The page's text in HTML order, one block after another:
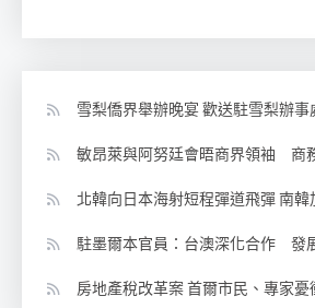
雪梨僑界舉辦晚宴 歡送駐雪梨辦事
敏昂萊與阿努廷會晤商界領袖 商
北韓向日本海射短程彈道飛彈 南韓
駐墨爾本官員：台澳深化合作 發
房地產稅改革案 首爾市民、專家憂